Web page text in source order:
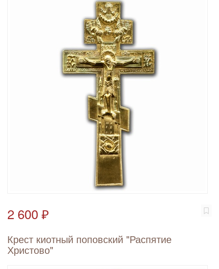
2 600 ₽
Крест киотный поповский "Распятие
Христово"